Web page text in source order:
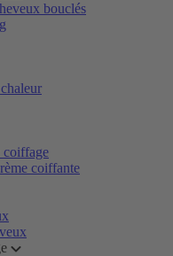
bouclés
coiffage
coiffante